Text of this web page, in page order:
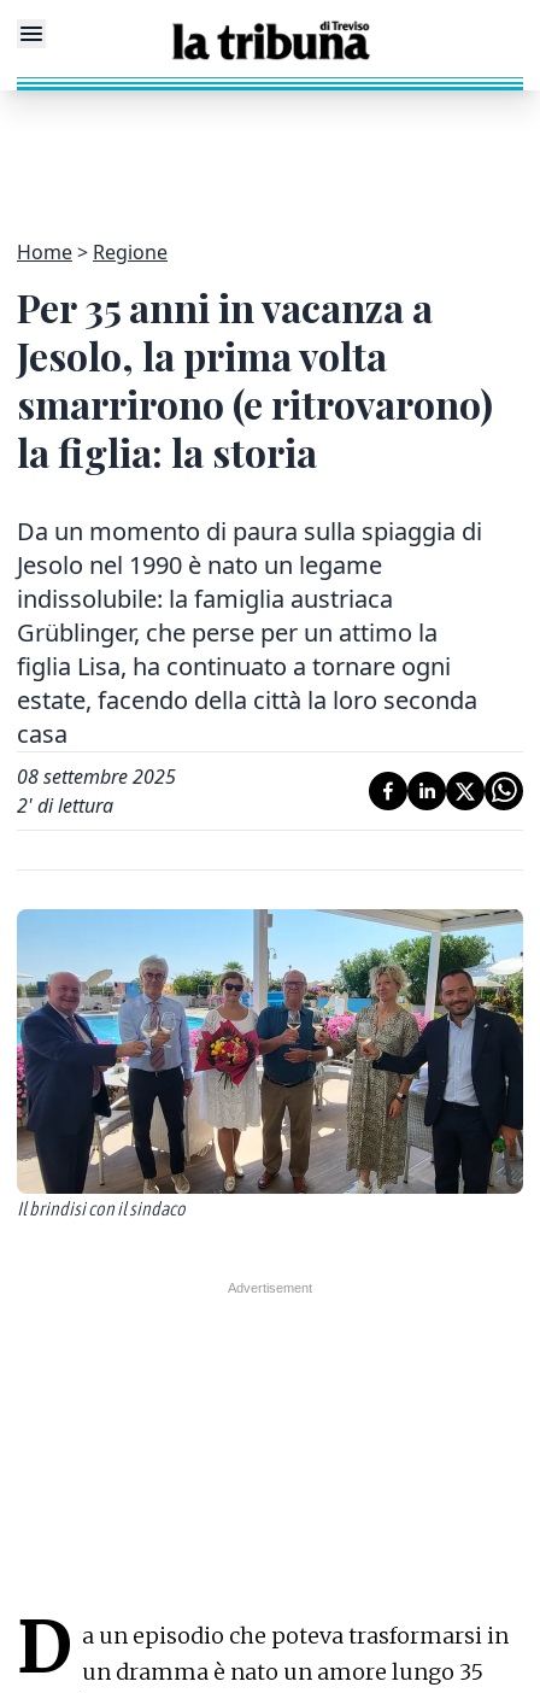
Home Regione
Per 35 anni in vacanza a
Jesolo, la prima volta
smarrirono (e ritrovarono)
la figlia: la storia
Da un momento di paura sulla spiaggia di
Jesolo nel 1990 è nato un legame
indissolubile: la famiglia austriaca
Grüblinger, che perse per un attimo la
figlia Lisa, ha continuato a tornare ogni
estate, facendo della città la loro seconda
casa
08 settembre 2025
2' di lettura
Il brindisi con il sindaco
D a un episodio che poteva trasformarsi in
un dramma è nato un amore lungo 35